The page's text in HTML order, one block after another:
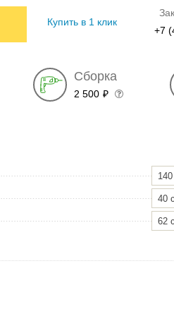
Купить в 1 клик
+7
Сборка
2 500 ₽
40
62